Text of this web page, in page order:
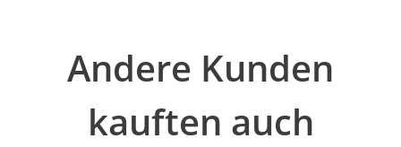
Andere Kunden
kauften auch